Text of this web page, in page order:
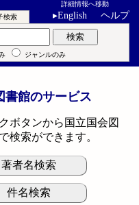
詳細情報へ移動
▸English ヘルプ
検索
検索
ジャンルのみ
書館のサービス
ボタンから国立国会図
検索ができます。
著者名検索
件名検索